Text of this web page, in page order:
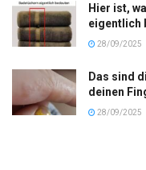
Hier ist,
eigentlich
28/09/2025
Das sind
deinen
28/09/2025